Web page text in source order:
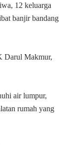
12 keluarga
banjir bandang
Darul Makmur,
hi air lumpur,
rumah yang